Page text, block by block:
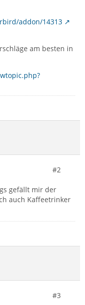
addon/14313
am besten in
#2
gefällt mir der
auch Kaffeetrinker
#3